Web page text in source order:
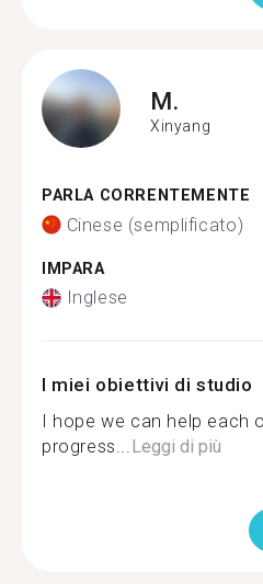
M.
Xinyang
PARLA CORRENTEMENTE
Cinese (semplificato)
IMPARA
Inglese
I miei obiettivi di studio
I hope we can help each
progress...Leggi di più